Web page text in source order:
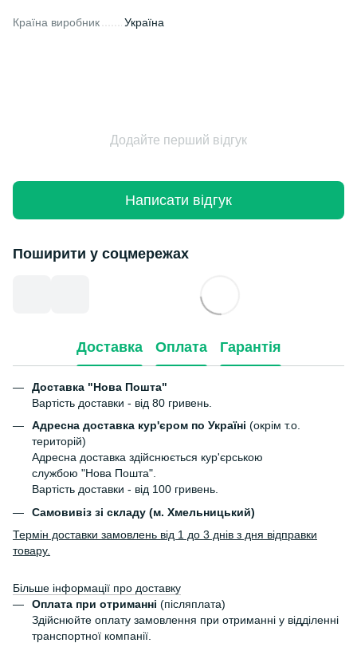
Країна виробник Україна
Додайте перший відгук
Написати відгук
Поширити у соцмережах
Доставка Оплата Гарантія
Доставка "Нова Пошта"
Вартість доставки - від 80 гривень.
Адресна доставка кур'єром по Україні (окрім т.о.
територій)
Адресна доставка здійснюється кур'єрською
службою "Нова Пошта".
Вартість доставки - від 100 гривень.
Самовивіз зі складу (м. Хмельницький)
Термін доставки замовлень від 1 до 3 днів з дня відправки
товару.
Більше інформації про доставку
Оплата при отриманні (післяплата)
Здійснюйте оплату замовлення при отриманні у відділенні
транспортної компанії.